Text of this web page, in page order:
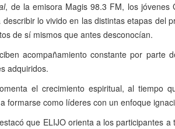
, de la emisora Magis 98.3 FM, los jóvenes
lo vivido en las distintas etapas del
de sí mismos que antes desconocían.
acompañamiento constante por
adquiridos.
el crecimiento espiritual, al tiempo
formarse como líderes con un enfoque
que ELIJO orienta a los participantes